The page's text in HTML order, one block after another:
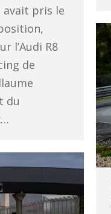
avait pris le
l’Audi R8
de
du